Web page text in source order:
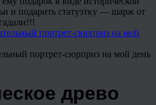
и подарить статуэтку — шарж от
портрет-сюрприз на мой день
древо